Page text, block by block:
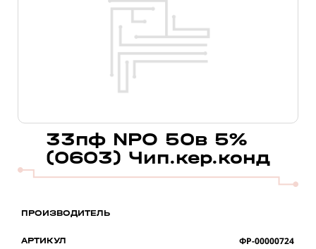
33пф NPO 50в 5%
(0603) Чип.кер.конд
ПРОИЗВОДИТЕЛЬ
АРТИКУЛ ФР-00000724